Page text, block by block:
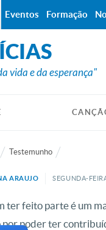
vida e da esperança"
Testemunho
ARAUJO SEGUNDA-
ter feito parte é um
poder ter
Eventos Formação